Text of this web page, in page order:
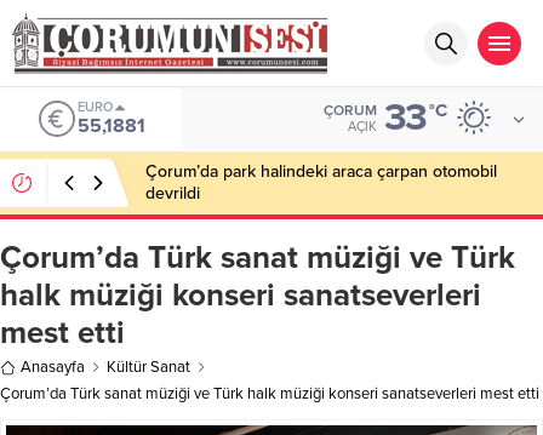
EURO
55,1881
ÇORUM
AÇIK 33°C
Çorum’da park halindeki araca çarpan otomobil
devrildi
Çorum’da Türk sanat müziği ve Türk
halk müziği konseri sanatseverleri
mest etti
Anasayfa
Kültür Sanat
Çorum’da Türk sanat müziği ve Türk halk müziği konseri sanatseverleri mest etti